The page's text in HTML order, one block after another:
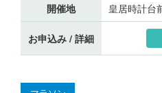
開催地
皇居時計台
お申込み / 詳細